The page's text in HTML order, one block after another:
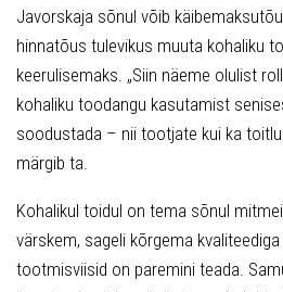
Javorskaja sõnul võib
hinnatõus tulevikus muuta kohaliku
keerulisemaks. „Siin näeme olulist
kohaliku toodangu kasutamist
soodustada – nii tootjate kui ka
märgib ta.
Kohalikul toidul on tema sõnul
värskem, sageli kõrgema
tootmisviisid on paremini teada.